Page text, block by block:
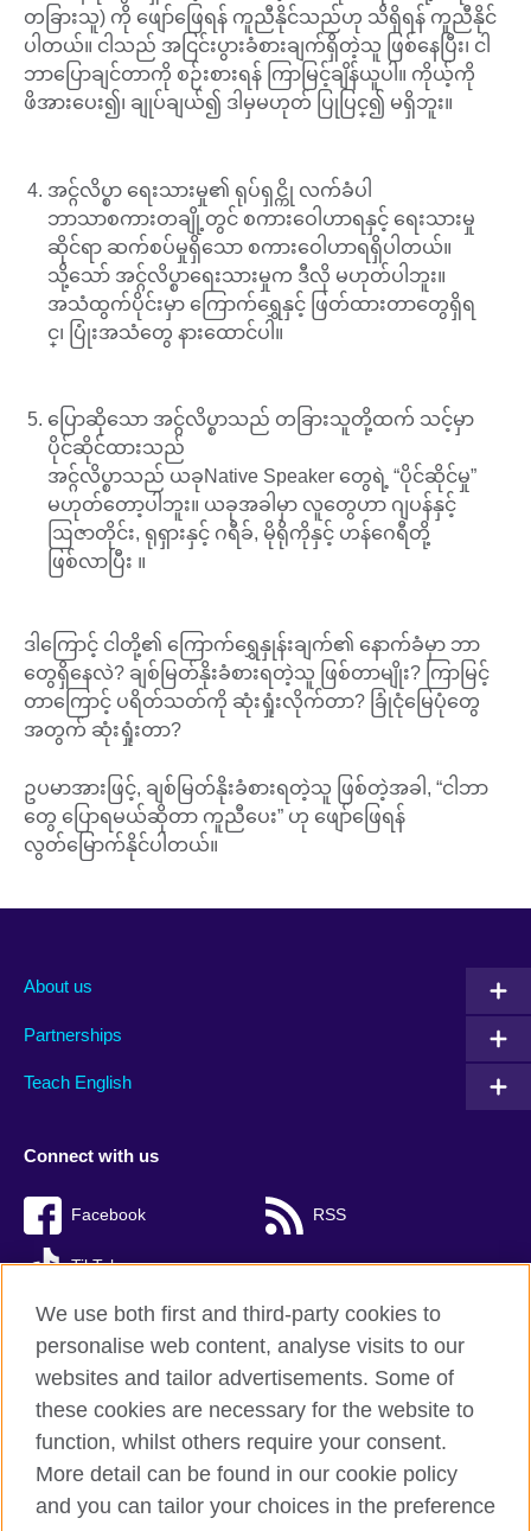
တခြားသူ) ကို ဖျော်ဖြေရန် ကူညီနိုင်သည်ဟု သိရှိရန် ကူညီနိုင်
ပါတယ်။ ငါသည် အငြင်းပွားခံစားချက်ရှိတဲ့သူ ဖြစ်နေပြီး၊ ငါ
ဘာပြောချင်တာကို စဉ်းစားရန် ကြာမြင့်ချိန်ယူပါ။ ကိုယ့်ကို
ဖိအားပေး၍၊ ချုပ်ချယ်၍ ဒါမှမဟုတ် ပြုပြင္၍ မရှိဘူး။
အင္ဂ်လိပ္စာ ရေးသားမှု၏ ရုပ်ရှင္ကို လက်ခံပါ
ဘာသာစကားတချို့တွင် စကားဝေါဟာရနှင့် ရေးသားမှု
ဆိုင်ရာ ဆက်စပ်မှုရှိသော စကားဝေါဟာရရှိပါတယ်။
သို့သော် အင္ဂ်လိပ္စာရေးသားမှုက ဒီလို မဟုတ်ပါဘူး။
အသံထွက်ပိုင်းမှာ ကြောက်ရွှေနှင့် ဖြတ်ထားတာတွေရှိရ
င္၊ ပြုံးအသံတွေ နားထောင်ပါ။
ပြောဆိုသော အင္ဂ်လိပ္စာသည် တခြားသူတို့ထက် သင့်မှာ
ပိုင်ဆိုင်ထားသည်
အင္ဂ်လိပ္စာသည် ယခုNative Speaker တွေရဲ့ “ပိုင်ဆိုင်မှု”
မဟုတ်တော့ပါဘူး။ ယခုအခါမှာ လူတွေဟာ ဂျပန်နှင့်
ဩဇာတိုင်း, ရုရှားနှင့် ဂရီခ်, မိုရိုကိုနှင့် ဟန်ဂေရီတို့
ဖြစ်လာပြီး ။
ဒါကြောင့် ငါတို့၏ ကြောက်ရွှေနှုန်းချက်၏ နောက်ခံမှာ ဘာ
တွေရှိနေလဲ? ချစ်မြတ်နိုးခံစားရတဲ့သူ ဖြစ်တာမျိုး? ကြာမြင့်
တာကြောင့် ပရိတ်သတ်ကို ဆုံးရှုံးလိုက်တာ? ခြုံငုံမြေပုံတွေ
အတွက် ဆုံးရှုံးတာ?
ဥပမာအားဖြင့်, ချစ်မြတ်နိုးခံစားရတဲ့သူ ဖြစ်တဲ့အခါ, “ငါဘာ
တွေ ပြောရမယ်ဆိုတာ ကူညီပေး” ဟု ဖျော်ဖြေရန်
လွတ်မြောက်နိုင်ပါတယ်။
About us
Partnerships
Teach English
Connect with us
Facebook RSS
TikTok
British Council Global
Privacy and terms of use
Accessibility
Sitemap
We use both first and third-party cookies to
personalise web content, analyse visits to our
websites and tailor advertisements. Some of
these cookies are necessary for the website to
function, whilst others require your consent.
More detail can be found in our cookie policy
and you can tailor your choices in the preference